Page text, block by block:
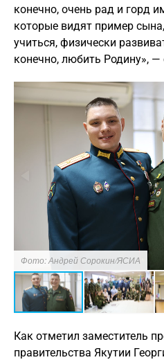
конечно, очень рад и
которые видят пример
учиться, физически
конечно, любить Родину», —
Фото: Андрей Сорокин/ЯСИА
Как отметил заместитель
правительства Якутии